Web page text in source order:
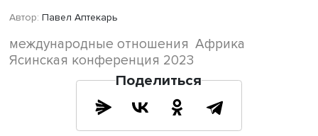
становятся выгодополучателями кризиса. В будущем
заявить о себе», — сказал он. Леонид Исаев назвал
тенденции развития континента крайне
высокий уровень бедности сочетается с быстрыми
роста, обилие ресурсов — с активизацией борьбы за
особенно за водные ресурсы. Значение Африки в мире
растет, но страны континента страдают от терроризма,
сепаратизма, межгосударственных и межэтнических